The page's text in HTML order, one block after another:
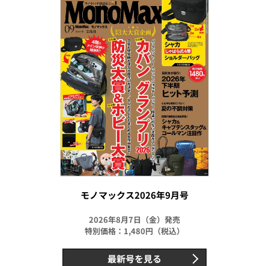
モノマックス2026年9月号
2026年8月7日（金）発売
特別価格：1,480円（税込）
最新号を見る